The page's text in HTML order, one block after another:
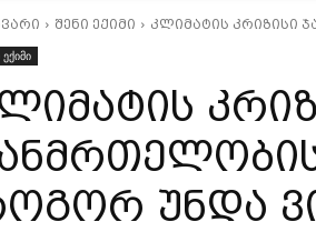
შენი ექიმი
კლიმატის კრიზისი
ექიმი
უნდა